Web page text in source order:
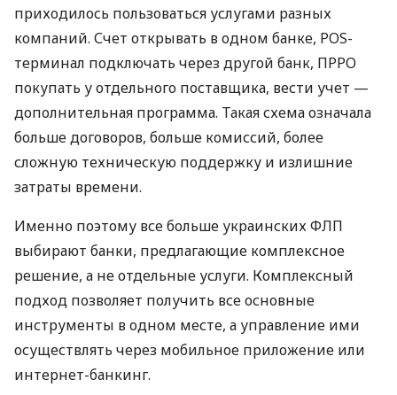
приходилось пользоваться услугами разных
компаний. Счет открывать в одном банке, POS-
терминал подключать через другой банк, ПРРО
покупать у отдельного поставщика, вести учет —
дополнительная программа. Такая схема означала
больше договоров, больше комиссий, более
сложную техническую поддержку и излишние
затраты времени.
Именно поэтому все больше украинских ФЛП
выбирают банки, предлагающие комплексное
решение, а не отдельные услуги. Комплексный
подход позволяет получить все основные
инструменты в одном месте, а управление ими
осуществлять через мобильное приложение или
интернет-банкинг.